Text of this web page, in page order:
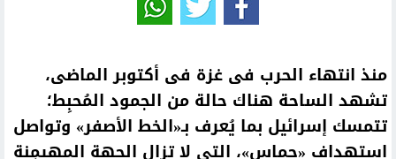
منذ انتهاء الحرب فى غزة فى أكتوبر الماضى،
تشهد الساحة هناك حالة من الجمود المُحبِط؛
تتمسك إسرائيل بما يُعرف بـ«الخط الأصفر» وتواصل
استهداف «حماس»، التى لا تزال الجهة المهيمِنة